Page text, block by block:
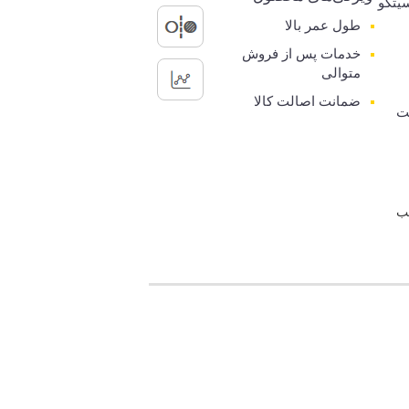
طول عمر بالا
خدمات پس از فروش
متوالی
ضمانت اصالت کالا